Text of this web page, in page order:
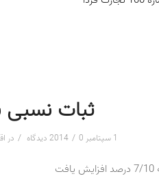
ثبات نسبی
1 سپتامبر 2014 / 0 دیدگاه / در